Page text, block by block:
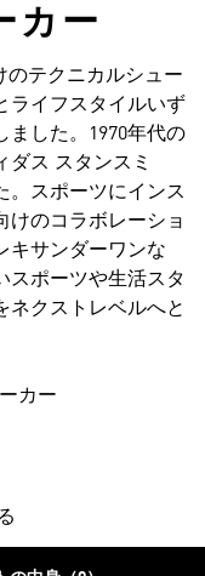
カー
のテクニカルシュー
ライフスタイルいず
ました。1970年代の
ダス スタンスミ
。スポーツにインス
けのコラボレーショ
キサンダーワンな
スポーツや生活スタ
ネクストレベルへと
カー